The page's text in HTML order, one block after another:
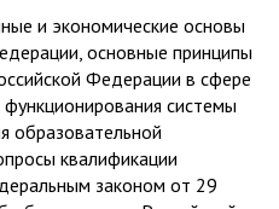
и экономические основы
основные принципы
Федерации в сфере
системы
образовательной
квалификации
законом от 29